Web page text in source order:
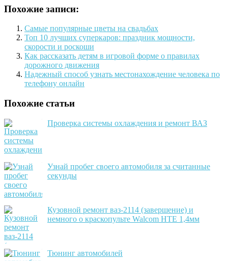
Похожие записи:
Самые популярные цветы на свадьбах
Топ 10 лучших суперкаров: праздник мощности,
скорости и роскоши
Как рассказать детям в игровой форме о правилах
дорожного движения
Надежный способ узнать местонахождение человека по
телефону онлайн
Похожие статьи
Проверка системы охлаждения и ремонт ВАЗ
Узнай пробег своего автомобиля за считанные
секунды
Кузовной ремонт ваз-2114 (завершение) и
немного о краскопульте Walcom HTE 1,4мм
Тюнинг автомобилей